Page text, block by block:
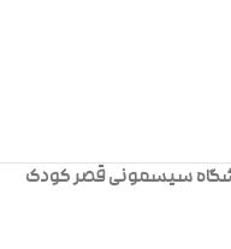
سیسمونی قصر کودک